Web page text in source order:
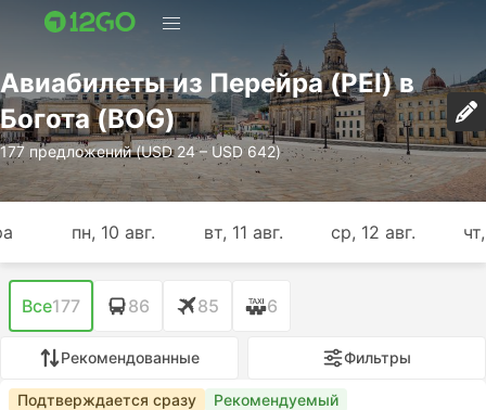
Авиабилеты из Перейра (PEI) в
Богота (BOG)
177 предложений (USD 24 – USD 642)
пн, 10 авг. вт, 11 авг. ср, 12 авг.
Все177 86 85 6
Рекомендованные Фильтры
Подтверждается сразу Рекомендуемый